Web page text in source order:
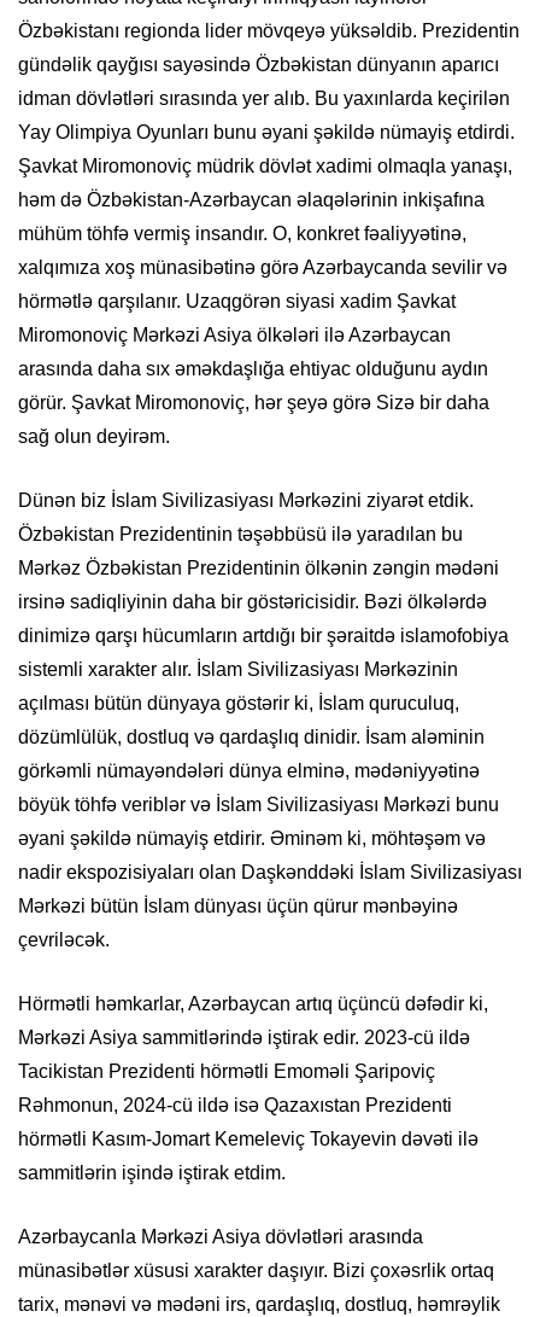
Özbəkistanı regionda lider mövqeyə yüksəldib. Prezidentin
gündəlik qayğısı sayəsində Özbəkistan dünyanın aparıcı
idman dövlətləri sırasında yer alıb. Bu yaxınlarda keçirilən
Yay Olimpiya Oyunları bunu əyani şəkildə nümayiş etdirdi.
Şavkat Miromonoviç müdrik dövlət xadimi olmaqla yanaşı,
həm də Özbəkistan-Azərbaycan əlaqələrinin inkişafına
mühüm töhfə vermiş insandır. O, konkret fəaliyyətinə,
xalqımıza xoş münasibətinə görə Azərbaycanda sevilir və
hörmətlə qarşılanır. Uzaqgörən siyasi xadim Şavkat
Miromonoviç Mərkəzi Asiya ölkələri ilə Azərbaycan
arasında daha sıx əməkdaşlığa ehtiyac olduğunu aydın
görür. Şavkat Miromonoviç, hər şeyə görə Sizə bir daha
sağ olun deyirəm.
Dünən biz İslam Sivilizasiyası Mərkəzini ziyarət etdik.
Özbəkistan Prezidentinin təşəbbüsü ilə yaradılan bu
Mərkəz Özbəkistan Prezidentinin ölkənin zəngin mədəni
irsinə sadiqliyinin daha bir göstəricisidir. Bəzi ölkələrdə
dinimizə qarşı hücumların artdığı bir şəraitdə islamofobiya
sistemli xarakter alır. İslam Sivilizasiyası Mərkəzinin
açılması bütün dünyaya göstərir ki, İslam quruculuq,
dözümlülük, dostluq və qardaşlıq dinidir. İsam aləminin
görkəmli nümayəndələri dünya elminə, mədəniyyətinə
böyük töhfə veriblər və İslam Sivilizasiyası Mərkəzi bunu
əyani şəkildə nümayiş etdirir. Əminəm ki, möhtəşəm və
nadir ekspozisiyaları olan Daşkənddəki İslam Sivilizasiyası
Mərkəzi bütün İslam dünyası üçün qürur mənbəyinə
çevriləcək.
Hörmətli həmkarlar, Azərbaycan artıq üçüncü dəfədir ki,
Mərkəzi Asiya sammitlərində iştirak edir. 2023-cü ildə
Tacikistan Prezidenti hörmətli Emoməli Şaripoviç
Rəhmonun, 2024-cü ildə isə Qazaxıstan Prezidenti
hörmətli Kasım-Jomart Kemeleviç Tokayevin dəvəti ilə
sammitlərin işində iştirak etdim.
Azərbaycanla Mərkəzi Asiya dövlətləri arasında
münasibətlər xüsusi xarakter daşıyır. Bizi çoxəsrlik ortaq
tarix, mənəvi və mədəni irs, qardaşlıq, dostluq, həmrəylik